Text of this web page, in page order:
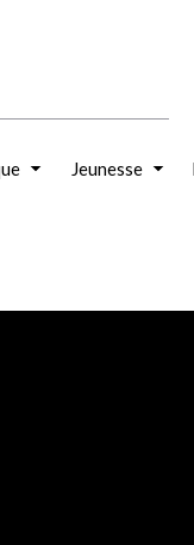
Jeunesse